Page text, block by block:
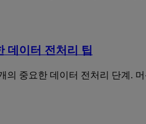
데이터 전처리 팁
의 중요한 데이터 전처리 단계.